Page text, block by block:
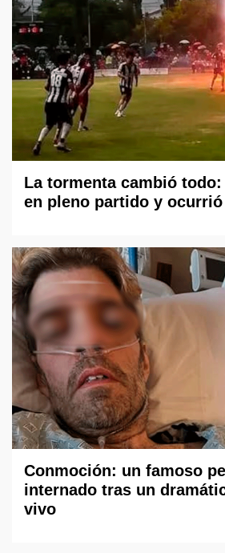
La tormenta cambió
en pleno partido y
Conmoción: un famoso
internado tras un
vivo